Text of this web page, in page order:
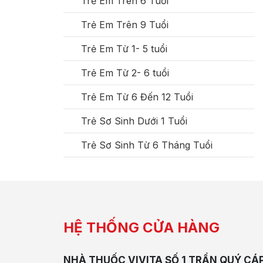
Trẻ Em Trên 9 Tuổi
Trẻ Em Từ 1- 5 tuổi
Trẻ Em Từ 2- 6 tuổi
Trẻ Em Từ 6 Đến 12 Tuổi
Trẻ Sơ Sinh Dưới 1 Tuổi
Trẻ Sơ Sinh Từ 6 Tháng Tuổi
HỆ THỐNG CỬA HÀNG
NHÀ THUỐC VIVITA SỐ 1 TRẦN QUÝ